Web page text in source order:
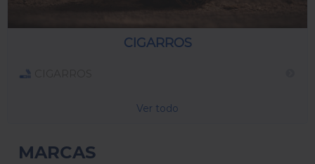
CIGARROS
Ver todo
MARCAS